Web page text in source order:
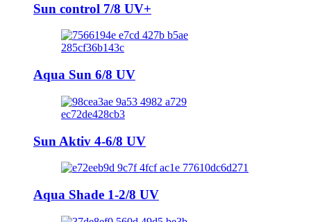
Sun control 7/8 UV+
Aqua Sun 6/8 UV
Sun Aktiv 4-6/8 UV
Aqua Shade 1-2/8 UV